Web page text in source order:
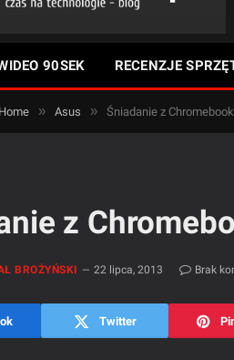
90SEK RECENZJE
Home » Asus » Śniadanie z
z
BROŻYŃSKI 22 lipca, 2013 Brak
Twitter